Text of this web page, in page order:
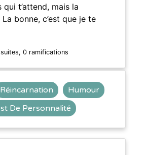
qui t’attend, mais la
bonne, c’est que je te
0 ramifications
Réincarnation
Humour
De Personnalité